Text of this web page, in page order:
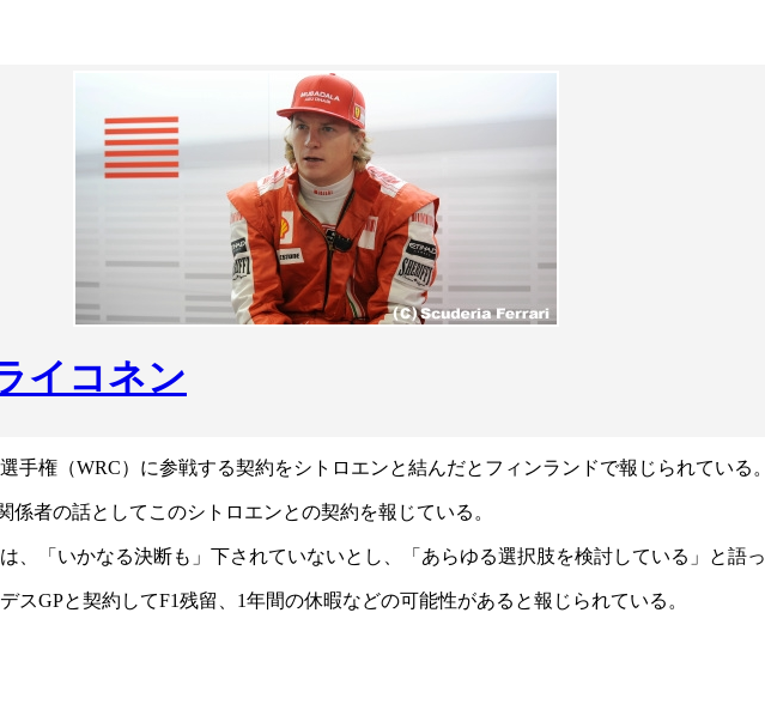
イコネン
手権（WRC）に参戦する契約をシトロエンと結んだとフィンランドで報じられている。
者の話としてこのシトロエンとの契約を報じている。
、「いかなる決断も」下されていないとし、「あらゆる選択肢を検討している」と語っ
GPと契約してF1残留、1年間の休暇などの可能性があると報じられている。